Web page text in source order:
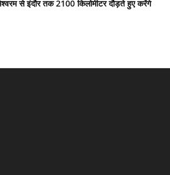
से इंदौर तक 2100 किलोमीटर दौड़ते हुए करेंगे